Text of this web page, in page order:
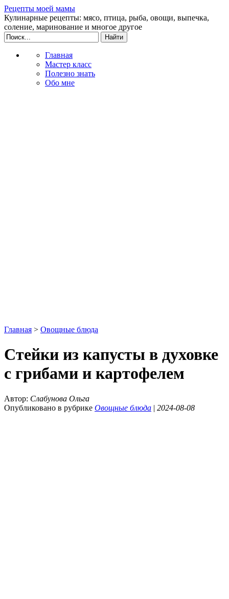
Рецепты моей мамы
Кулинарные рецепты: мясо, птица, рыба, овощи, выпечка,
соление, маринование и многое другое
Главная
Мастер класс
Полезно знать
Обо мне
Главная > Овощные блюда
Стейки из капусты в духовке
с грибами и картофелем
Автор: Слабунова Ольга
Опубликовано в рубрике Овощные блюда | 2024-08-08